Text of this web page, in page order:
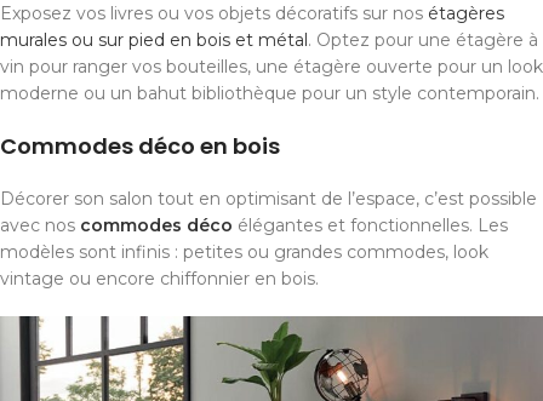
Exposez vos livres ou vos objets décoratifs sur nos étagères
murales ou sur pied en bois et métal. Optez pour une étagère à
vin pour ranger vos bouteilles, une étagère ouverte pour un look
moderne ou un bahut bibliothèque pour un style contemporain.
Commodes déco en bois
Décorer son salon tout en optimisant de l’espace, c’est possible
avec nos commodes déco élégantes et fonctionnelles. Les
modèles sont infinis : petites ou grandes commodes, look
vintage ou encore chiffonnier en bois.